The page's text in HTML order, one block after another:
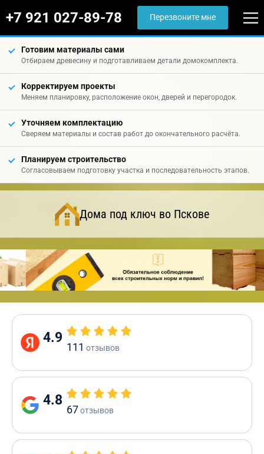
+7 921 027-89-78 Перезвоните мне
Готовим материалы сами
Отбираем древесину и подготавливаем детали домокомплекта.
Корректируем проекты
Меняем планировку, расположение окон, дверей и перегородок.
Уточняем комплектацию
Сверяем материалы и состав работ до окончательного расчёта.
Планируем строительство
Согласовываем подготовку участка и последовательность этапов.
Дома под ключ во Пскове
4.9
111 отзывов
4.8
67отзывов